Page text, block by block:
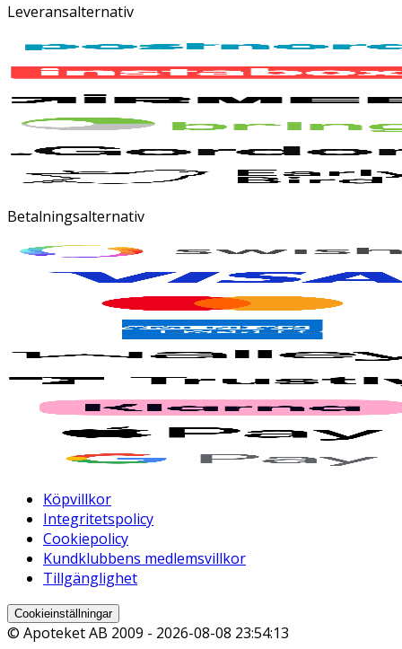
Leveransalternativ
Betalningsalternativ
Köpvillkor
Integritetspolicy
Cookiepolicy
Kundklubbens medlemsvillkor
Tillgänglighet
Cookieinställningar
© Apoteket AB 2009 - 2026-08-08 23:54:13